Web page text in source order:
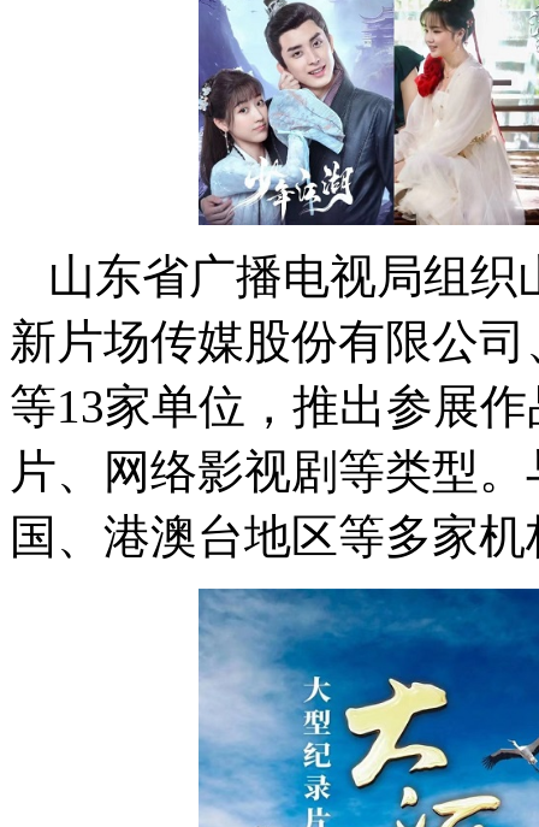
山东省广播电视局组
新片场传媒股份有限公
等13家单位，推出参展
片、网络影视剧等类型
国、港澳台地区等多家